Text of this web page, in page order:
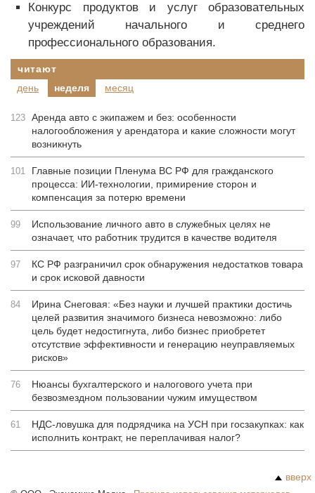
Конкурс продуктов и услуг образовательных
учреждений начального и среднего
профессионального образования.
читают
день
неделя месяц
123 Аренда авто с экипажем и без: особенности
налогообложения у арендатора и какие сложности могут
возникнуть
101
Главные позиции Пленума ВС РФ для гражданского
процесса: ИИ-технологии, примирение сторон и
компенсация за потерю времени
99
Использование личного авто в служебных целях не
означает, что работник трудится в качестве водителя
97
КС РФ разграничил срок обнаружения недостатков товара
и срок исковой давности
84
Ирина Снеговая: «Без науки и лучшей практики достичь
целей развития значимого бизнеса невозможно: либо
цель будет недостигнута, либо бизнес приобретет
отсутствие эффективности и генерацию неуправляемых
рисков»
76
Нюансы бухгалтерского и налогового учета при
безвозмездном пользовании чужим имуществом
61
НДС-ловушка для подрядчика на УСН при госзакупках: как
исполнить контракт, не переплачивая налог?
вверх